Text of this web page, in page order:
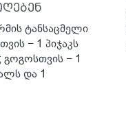
ტანსაცმელი
− 1 პიჯაკს
− 1
და 1